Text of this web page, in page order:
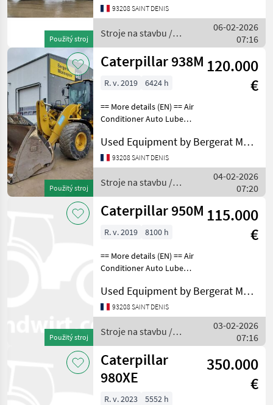
Použitý stroj
Lock Differential Type - Slip
Engine Enclosures Lift -
Standard Light
93208 SAINT DENIS
Stroje na stavbu /
Caterpillar
06-02-2026
07:16
Použitý stroj
Caterpillar 938M 120.000
€
R. v. 2019 6424 h
== More details (EN) == Air
Conditioner Auto Lube
Hydraulics Bucket
Counterweight Coupler -
Quick Coupler Type -
Hydraulic Emissions Level -
Used Equipment by Bergerat Monnoyeur
93208 SAINT DENIS
Stroje na stavbu /
Caterpillar
04-02-2026
07:20
Použitý stroj
Caterpillar 950M 115.000
€
R. v. 2019 8100 h
== More details (EN) == Air
Conditioner Auto Lube
EPA - EPA TIER 4f Emissions
Level - EU - EU STAGE V
Lighting Mirrors Online
Owner's Man
Used Equipment by Bergerat Monnoyeur
93208 SAINT DENIS
Stroje na stavbu /
Caterpillar
03-02-2026
07:16
Caterpillar
980XE
350.000
€
R. v. 2023
5552 h